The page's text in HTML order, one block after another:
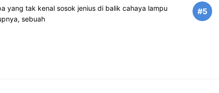
yang tak kenal sosok jenius di balik cahaya lampu
sebuah
#5